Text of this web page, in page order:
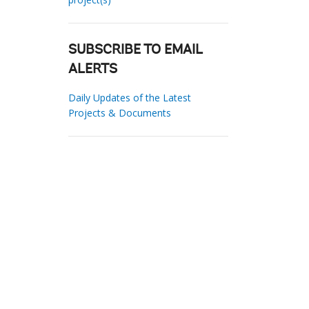
SUBSCRIBE TO EMAIL
ALERTS
Daily Updates of the Latest
Projects & Documents